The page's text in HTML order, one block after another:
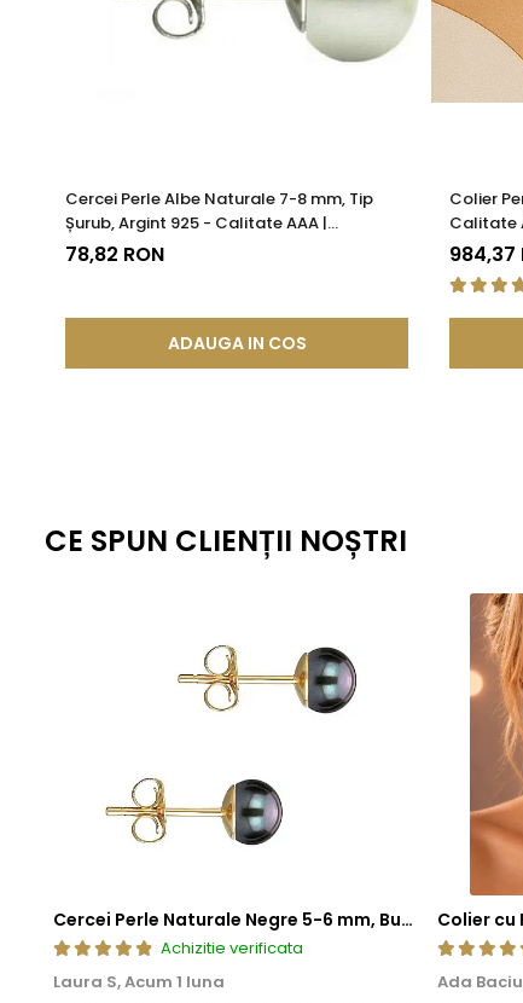
Cercei Perle Albe Naturale 7-8 mm, Tip
Șurub, Argint 925 - Calitate AAA |
KASKADDA®
78,82 RON
ADAUGA IN COS
Colier
Calitate
984,37
CE SPUN CLIENȚII NOȘTRI
Cercei Perle Naturale Negre 5-6 mm, Buton AAA, Aur 14K (aur 585), Tip Șurub | KASKADDA®
Achizitie verificata
Laura S,Acum 1 luna
Ada